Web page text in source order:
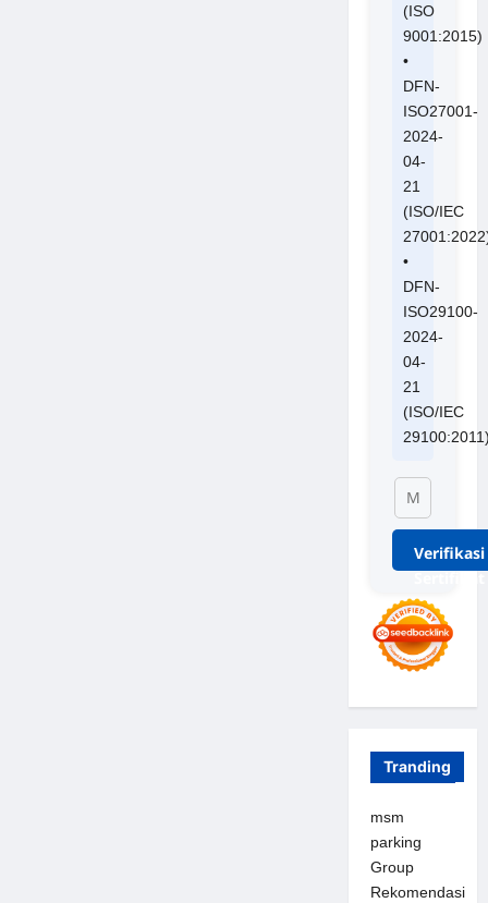
(ISO
9001:2015)
•
DFN-
ISO27001-
2024-
04-
21
(ISO/IEC
•
DFN-
ISO29100-
2024-
04-
21
(ISO/IEC
Verifikasi
Sertifikat
Tranding
msm
parking
Group
Rekomendasi